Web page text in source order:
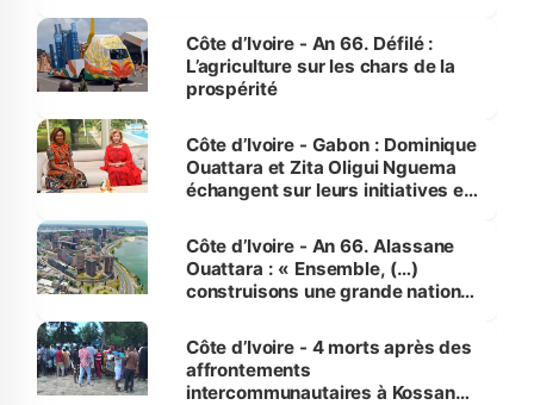
Côte d’Ivoire - An 66. Défilé :
L’agriculture sur les chars de la
prospérité
Côte d’Ivoire - Gabon : Dominique
Ouattara et Zita Oligui Nguema
échangent sur leurs initiatives en
enfants
Côte d’Ivoire - An 66. Alassane
Ouattara : « Ensemble, (…)
construisons une grande nation
générations futures »
Côte d’Ivoire - 4 morts après des
affrontements
intercommunautaires à Kossandji